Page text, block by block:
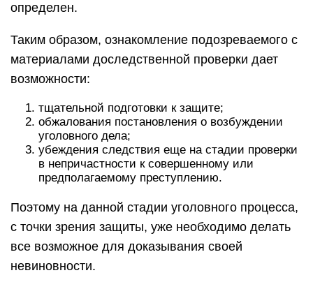
определен.
Таким образом, ознакомление подозреваемого с
материалами доследственной проверки дает
возможности:
тщательной подготовки к защите;
обжалования постановления о возбуждении
уголовного дела;
убеждения следствия еще на стадии проверки
в непричастности к совершенному или
предполагаемому преступлению.
Поэтому на данной стадии уголовного процесса,
с точки зрения защиты, уже необходимо делать
все возможное для доказывания своей
невиновности.